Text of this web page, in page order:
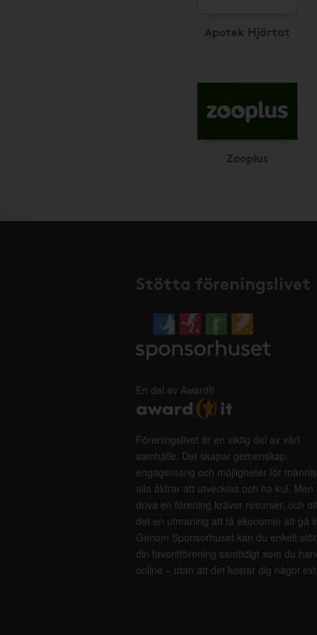
Apotek Hjärtat
Zooplus
Stötta föreningslivet
En del av AwardIt
Föreningslivet är en viktig del av vårt
samhälle. Det skapar gemenskap,
engagemang och möjligheter för
alla åldrar att utvecklas och ha kul. Men
driva en förening kräver resurser, och
det en utmaning att få ekonomin att gå
Genom Sponsorhuset kan du enkelt
din favoritförening samtidigt som du
online – utan att det kostar dig något